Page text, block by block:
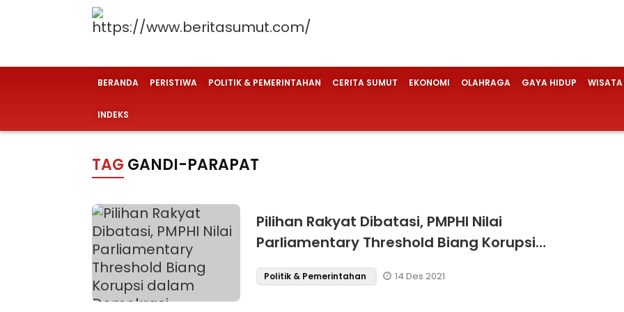
BERANDA PERISTIWA POLITIK & PEMERINTAHAN CERITA SUMUT EKONOMI OLAHRAGA GAYA HIDUP WISATA
INDEKS
TAG GANDI-PARAPAT
Pilihan Rakyat Dibatasi, PMPHI Nilai
Parliamentary Threshold Biang Korupsi
dalam Demokrasi
Politik & Pemerintahan 14 Des 2021